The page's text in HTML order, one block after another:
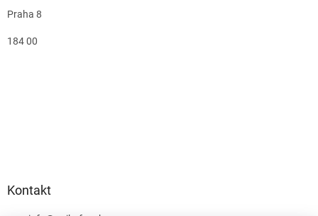
Praha 8
184 00
Kontakt